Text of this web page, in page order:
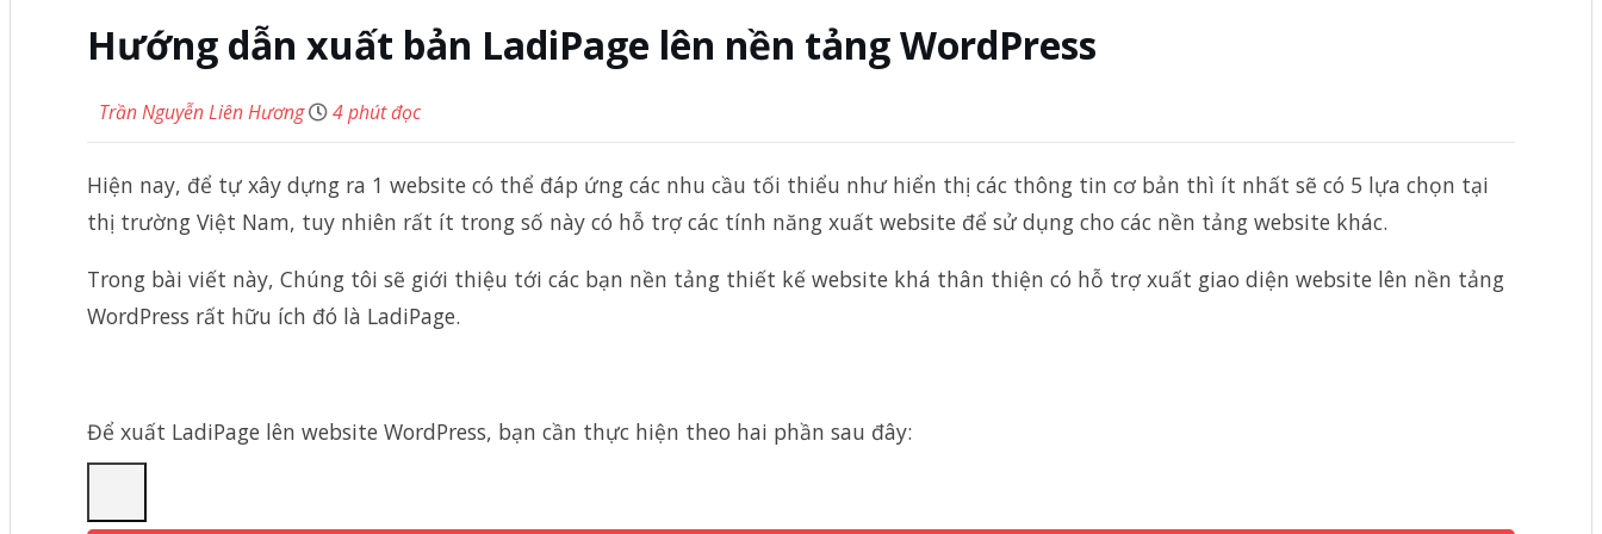
Hướng dẫn xuất bản LadiPage lên nền tảng WordPress
Trần Nguyễn Liên Hương 4 phút đọc
Hiện nay, để tự xây dựng ra 1 website có thể đáp ứng các nhu cầu tối thiểu như hiển thị các thông tin cơ bản thì ít nhất sẽ có 5 lựa chọn tại
thị trường Việt Nam, tuy nhiên rất ít trong số này có hỗ trợ các tính năng xuất website để sử dụng cho các nền tảng website khác.
Trong bài viết này, Chúng tôi sẽ giới thiệu tới các bạn nền tảng thiết kế website khá thân thiện có hỗ trợ xuất giao diện website lên nền tảng
WordPress rất hữu ích đó là LadiPage.
Để xuất LadiPage lên website WordPress, bạn cần thực hiện theo hai phần sau đây: